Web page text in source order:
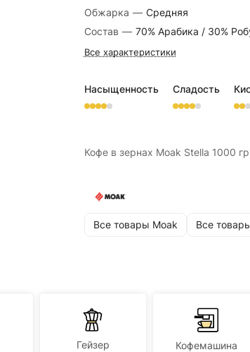
Обжарка — Средняя
Состав — 70% Арабика / 30%
Все характеристики
Насыщенность Сладость
Кофе в зернах Moak Stella 1000
Все товары Moak Все
Гейзер Кофемашина